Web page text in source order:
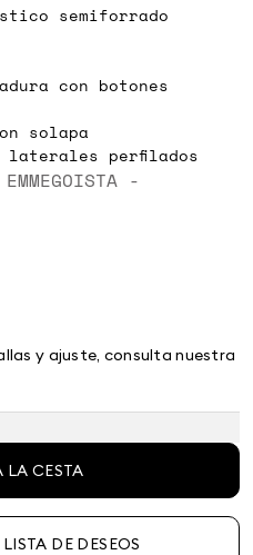
semiforrado
con botones
solapa
laterales perfilados
-
y ajuste, consulta nuestra
LA CESTA
DE DESEOS